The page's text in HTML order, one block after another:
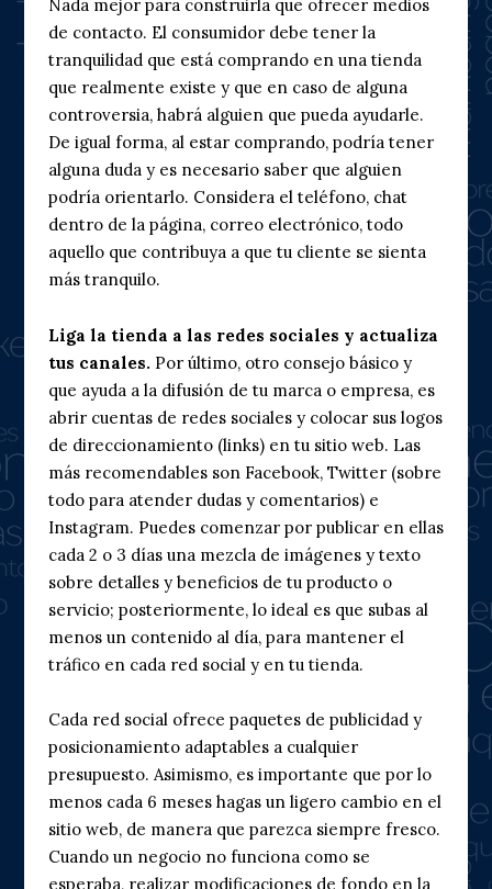
Nada mejor para construirla que ofrecer medios
de contacto. El consumidor debe tener la
tranquilidad que está comprando en una tienda
que realmente existe y que en caso de alguna
controversia, habrá alguien que pueda ayudarle.
De igual forma, al estar comprando, podría tener
alguna duda y es necesario saber que alguien
podría orientarlo. Considera el teléfono, chat
dentro de la página, correo electrónico, todo
aquello que contribuya a que tu cliente se sienta
más tranquilo.
Liga la tienda a las redes sociales y actualiza
tus canales. Por último, otro consejo básico y
que ayuda a la difusión de tu marca o empresa, es
abrir cuentas de redes sociales y colocar sus logos
de direccionamiento (links) en tu sitio web. Las
más recomendables son Facebook, Twitter (sobre
todo para atender dudas y comentarios) e
Instagram. Puedes comenzar por publicar en ellas
cada 2 o 3 días una mezcla de imágenes y texto
sobre detalles y beneficios de tu producto o
servicio; posteriormente, lo ideal es que subas al
menos un contenido al día, para mantener el
tráfico en cada red social y en tu tienda.
Cada red social ofrece paquetes de publicidad y
posicionamiento adaptables a cualquier
presupuesto. Asimismo, es importante que por lo
menos cada 6 meses hagas un ligero cambio en el
sitio web, de manera que parezca siempre fresco.
Cuando un negocio no funciona como se
esperaba, realizar modificaciones de fondo en la